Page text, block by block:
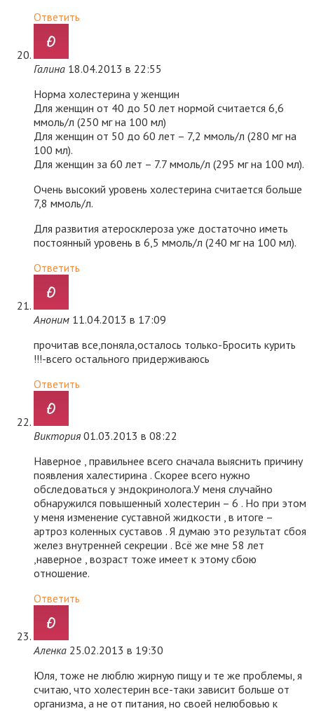
Ответить
Галина 18.04.2013 в 22:55
Норма холестерина у женщин
Для женщин от 40 до 50 лет нормой считается 6,6
ммоль/л (250 мг на 100 мл)
Для женщин от 50 до 60 лет – 7,2 ммоль/л (280 мг на
100 мл).
Для женщин за 60 лет – 7.7 ммоль/л (295 мг на 100 мл).
Очень высокий уровень холестерина считается больше
7,8 ммоль/л.
Для развития атеросклероза уже достаточно иметь
постоянный уровень в 6,5 ммоль/л (240 мг на 100 мл).
Ответить
Аноним 11.04.2013 в 17:09
прочитав все,поняла,осталось только-Бросить курить
!!!-всего остального придерживаюсь
Ответить
Виктория 01.03.2013 в 08:22
Наверное , правильнее всего сначала выяснить причину
появления халестирина . Скорее всего нужно
обследоваться у эндокринолога.У меня случайно
обнаружился повышенный холестерин – 6 . Но при этом
у меня изменение суставной жидкости , в итоге –
артроз коленных суставов . Я думаю это результат сбоя
желез внутренней секреции . Всё же мне 58 лет
,наверное , возраст тоже имеет к этому сбою
отношение.
Ответить
Аленка 25.02.2013 в 19:30
Юля, тоже не люблю жирную пищу и те же проблемы, я
считаю, что холестерин все-таки зависит больше от
организма, а не от питания, но своей нелюбовью к